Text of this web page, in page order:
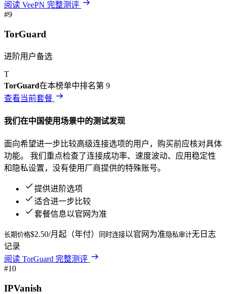
阅读 VeePN 完整测评
#9
TorGuard
进阶用户备选
T
TorGuard在本榜单中排名第 9
查看当前套餐
我们在中国使用场景中的测试发现
面向希望进一步比较高级连接选项的用户，购买前应核对具体
功能。
我们重点检查了连接成功率、速度波动、应用稳定性
和隐私设置，没有使用厂商提供的特殊账号。
提供进阶选项
适合进一步比较
套餐信息以官网为准
长期价格$2.50/月起（年付） 同时连接以官网为准 隐私审计无日志
记录
阅读 TorGuard 完整测评
#10
IPVanish